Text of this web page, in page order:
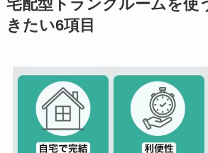
宅配型トランクルームを使
きたい6項目